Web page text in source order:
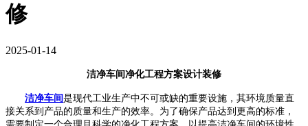
修
2025-01-14
洁净车间净化工程方案设计装修
洁净车间是现代工业生产中不可或缺的重要设施，其环境质量直
接关系到产品的质量和生产的效率。为了确保产品达到更高的标准，